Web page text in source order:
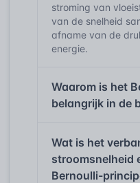
stroming van
van de snelheid
afname van de
energie.
Waarom is het
belangrijk in de
Wat is het
stroomsnelheid
Bernoulli-